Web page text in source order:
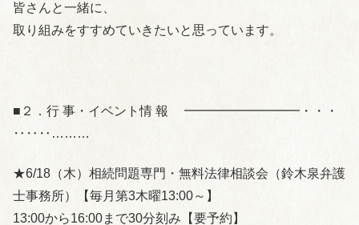
皆さんと一緒に、
取り組みをすすめていきたいと思っています。
■２．行 事・イベント情 報 ━━━━━━━━━・・・
‥‥‥………
★6/18（木）相続問題専門・無料法律相談会（鈴木泉弁護
士事務所）【毎月第3木曜13:00～】
13:00から16:00まで30分刻み【要予約】